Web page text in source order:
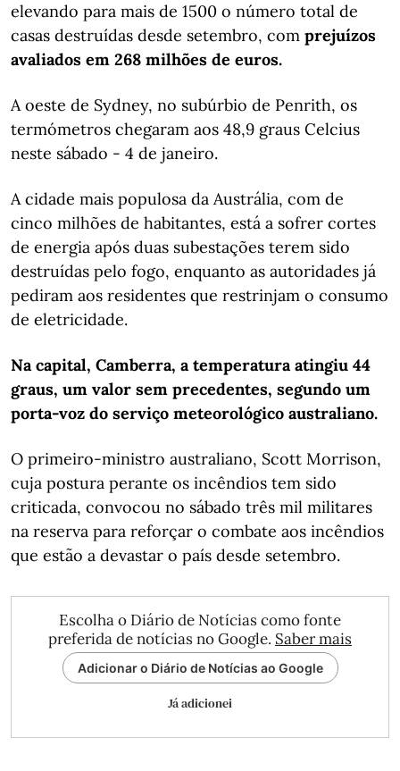
elevando para mais de 1500 o número total de
casas destruídas desde setembro, com prejuízos
avaliados em 268 milhões de euros.
A oeste de Sydney, no subúrbio de Penrith, os
termómetros chegaram aos 48,9 graus Celcius
neste sábado - 4 de janeiro.
A cidade mais populosa da Austrália, com de
cinco milhões de habitantes, está a sofrer cortes
de energia após duas subestações terem sido
destruídas pelo fogo, enquanto as autoridades já
pediram aos residentes que restrinjam o consumo
de eletricidade.
Na capital, Camberra, a temperatura atingiu 44
graus, um valor sem precedentes, segundo um
porta-voz do serviço meteorológico australiano.
O primeiro-ministro australiano, Scott Morrison,
cuja postura perante os incêndios tem sido
criticada, convocou no sábado três mil militares
na reserva para reforçar o combate aos incêndios
que estão a devastar o país desde setembro.
Escolha o Diário de Notícias como fonte
preferida de notícias no Google. Saber mais
Adicionar o Diário de Notícias ao Google
Já adicionei